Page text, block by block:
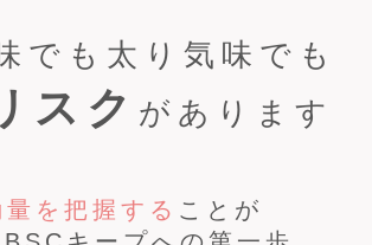
でも太り気味でも
スク があります
を把握する ことが